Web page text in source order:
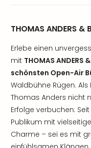
THOMAS ANDERS
Erlebe einen
mit THOMAS ANDERS
schönsten Open-Air
Waldbühne Rügen.
Thomas Anders nicht
Erfolge verbuchen:
Publikum mit
Charme – sei es mit